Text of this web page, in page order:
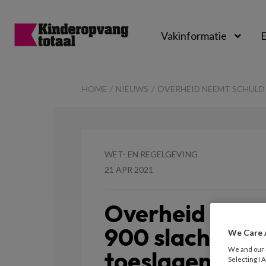
Vakinformatie
HOME NIEUWS OVERHEID NEEMT
WET- EN REGELGEVING
21 APR 2021
Overheid
900
We Care
We and our
Selecting I